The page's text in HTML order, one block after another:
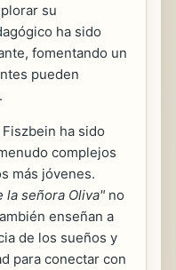
su
ha sido
fomentando un
pueden
ha sido
complejos
más jóvenes.
la señora Oliva" no
enseñan a
de los sueños y
para conectar con